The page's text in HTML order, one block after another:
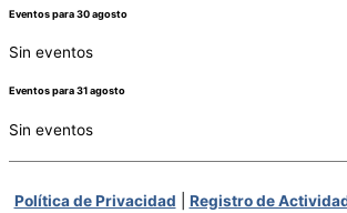
Eventos para30agosto
Sin eventos
Eventos para31agosto
Sin eventos
Política de Privacidad Registro de